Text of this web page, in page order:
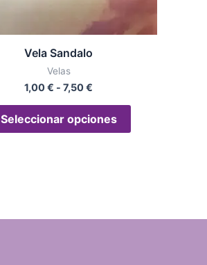
Vela Sandalo
Velas
1,00€ - 7,50€
Seleccionar opciones